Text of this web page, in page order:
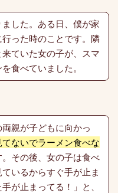
した。ある日、僕が家
った時のことです。隣
ていた女の子が、スマ
食べていました。
親が子どもに向かっ
てないでラーメン食べな
その後、女の子は食べ
いるからすぐ手が止ま
が止まってる！」と、